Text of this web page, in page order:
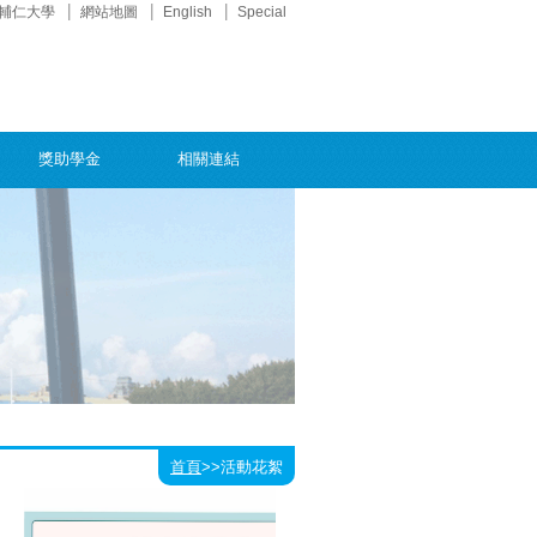
仁大學 網站地圖 English Special
獎助學金 相關連結
首頁>>活動花絮